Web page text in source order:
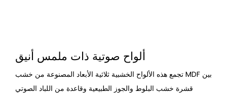
ألواح صوتية ذات ملمس أنيق
تجمع هذه الألواح الخشبية ثلاثية الأبعاد المصنوعة من خشب MDF بين
قشرة خشب البلوط والجوز الطبيعية وقاعدة من اللباد الصوتي